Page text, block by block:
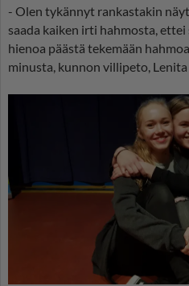
- Olen tykännyt rankastakin
saada kaiken irti hahmosta,
hienoa päästä tekemään
minusta, kunnon villipeto,